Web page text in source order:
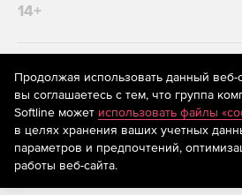
14+
На информационном ресурсе
рекомендательные технологии
предоставления информации на
систематизации и анализа сведений,
предпочтениям пользователей сети
находящихся на территории
Продолжая использовать данный веб-
вы соглашаетесь с тем, что группа
Softline может использовать файлы
в целях хранения ваших учетных
параметров и предпочтений,
работы веб-сайта.